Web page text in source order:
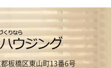
板橋区東山町13番6号